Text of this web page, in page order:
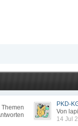
Themen
PKD-
Von
14 Jul